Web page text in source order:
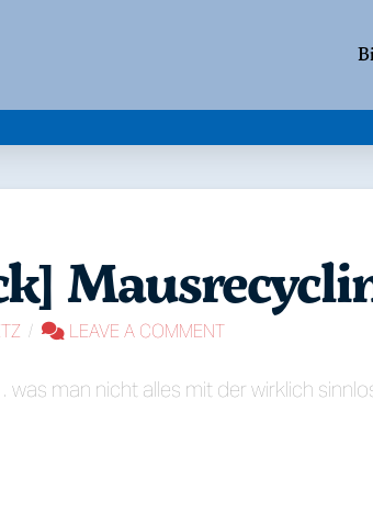
LEAVE A COMMENT
man nicht alles mit der wirklich